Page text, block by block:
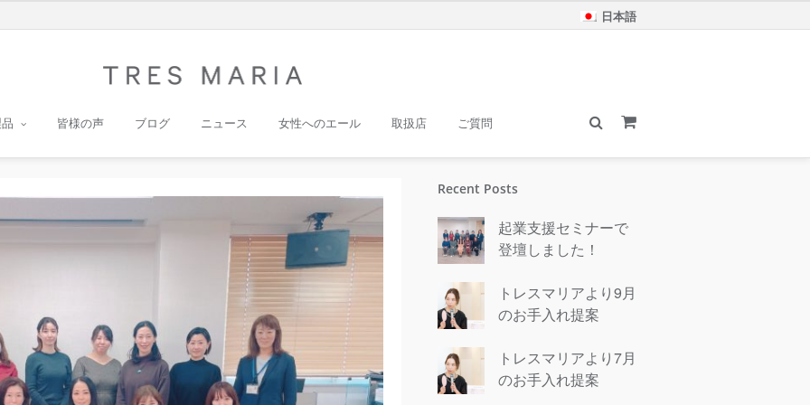
日本語
皆様の声 ブログ ニュース 女性へのエール 取扱店 ご質問
Recent Posts
起業支援セミナーで
登壇しました！
トレスマリアより9月
のお手入れ提案
トレスマリアより7月
のお手入れ提案